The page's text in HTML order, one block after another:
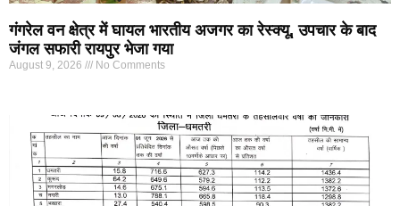
गंगरेल वन क्षेत्र में घायल भारतीय अजगर का रेस्क्यू, उपचार के बाद
जंगल सफारी रायपुर भेजा गया
August 9, 2026 No Comments